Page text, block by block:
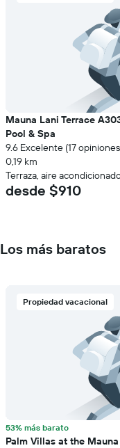
Mauna Lani Terrace
Pool & Spa
9.6 Excelente (17
0,19 km
Terraza, aire
desde $910
Los más baratos
Propiedad vacacional
53% más barato
Palm Villas at the